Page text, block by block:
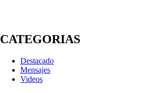
CATEGORIAS
Destacado
Mensajes
Videos